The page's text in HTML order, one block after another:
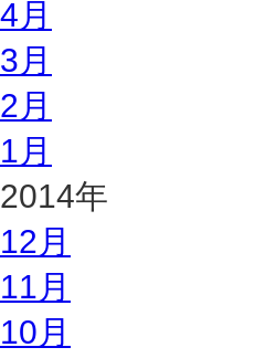
4月
3月
2月
1月
2014年
12月
11月
10月